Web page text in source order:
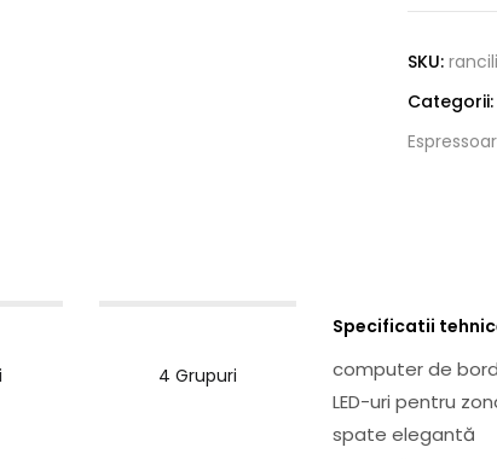
SKU:
Categorii:
4 Grupuri
Specificatii
computer de
LED-uri pentru
spate elegantă